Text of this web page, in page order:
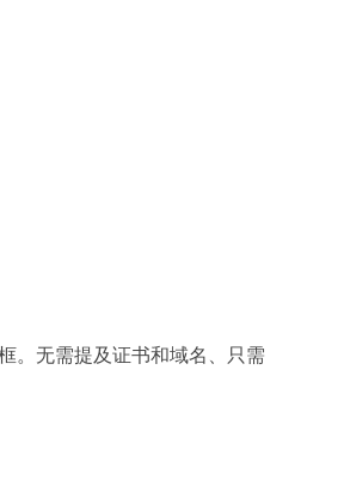
。无需提及证书和域名、只需